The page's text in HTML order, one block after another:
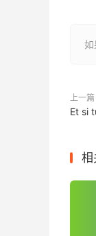
如
上一篇
相